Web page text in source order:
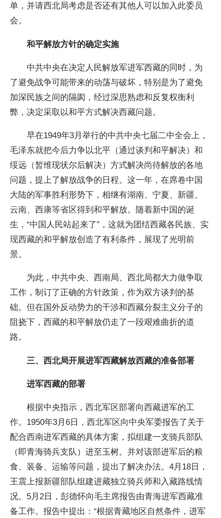
单，并请西北局考虑是否还有其他人可以加入此委员
会。
和平解放方针的确定实施
中共中央在决定人民解放军进军西藏的同时，为
了避免战争可能带来的动荡与破坏，特别是为了避免
加深民族之间的隔阂，经过深思熟虑和反复权衡利
弊，决定采取以和平方式解决西藏问题。
早在1949年3月举行的中共中央七届二中全会上，
毛泽东就把今后力争以北平（通过谈判和平解决）和
绥远（暂维现状尔后解决）方式解决尚待解放的各地
问题，提上了解放战争的日程。这一年，在席卷中国
大陆的军事胜利形势下，相继有湖南、宁夏、新疆、
云南、西康等省区得到和平解放。随着新中国的诞
生，“中国人民站起来了”，这就为团结西藏各民族、实
现西藏的和平解放创造了有利条件，展现了光明前
景。
为此，中共中央、西南局、西北局都大力做争取
工作，制订了正确的方针政策，作为双方谈判的基
础。但在国外反动势力的干涉和西藏分裂主义分子的
阻挠下，西藏的和平解放仍走了一段艰难曲折的道
路。
三、西北局开展进军西藏解放西藏的准备部署
进军西藏的部署
根据中央指示，西北军区部署向西藏进军的工
作。1950年3月6日，西北军区向中央军委报告了关于
配合西南进军西藏的具体方案，拟组建一支骑兵部队
（即青海骑兵支队）进至玉树。并对该部进军后的粮
食、装备、运输等问题，提出了解决办法。4月18日，
王震上报新疆部队组建进藏独立骑兵师和入藏路线情
况。5月2日，彭德怀向毛主席报告由青海进军西藏准
备工作。报告中提出：“根据青藏地区自然条件，进军